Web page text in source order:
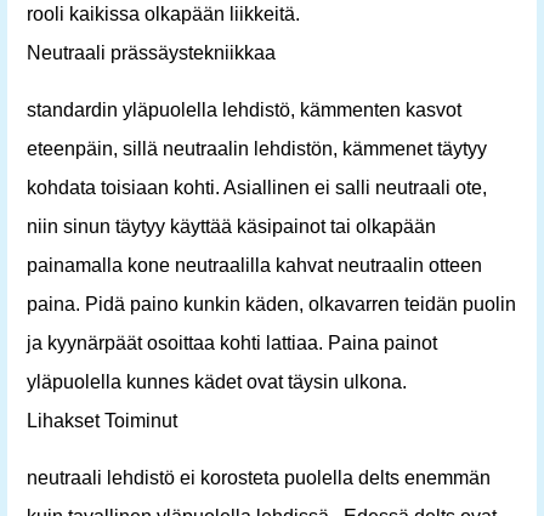
rooli kaikissa olkapään liikkeitä.
Neutraali prässäystekniikkaa
standardin yläpuolella lehdistö, kämmenten kasvot
eteenpäin, sillä neutraalin lehdistön, kämmenet täytyy
kohdata toisiaan kohti. Asiallinen ei salli neutraali ote,
niin sinun täytyy käyttää käsipainot tai olkapään
painamalla kone neutraalilla kahvat neutraalin otteen
paina. Pidä paino kunkin käden, olkavarren teidän puolin
ja kyynärpäät osoittaa kohti lattiaa. Paina painot
yläpuolella kunnes kädet ovat täysin ulkona.
Lihakset Toiminut
neutraali lehdistö ei korosteta puolella delts enemmän